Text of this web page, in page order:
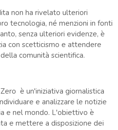
non ha rivelato ulteriori
tecnologia, né menzioni in fonti
senza ulteriori evidenze, è
con scetticismo e attendere
comunità scientifica.
è un'iniziativa giornalistica
e analizzare le notizie
e nel mondo. L'obiettivo è
e mettere a disposizione dei